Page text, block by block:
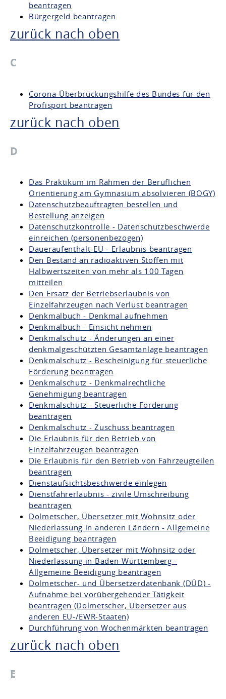
beantragen
Bürgergeld beantragen
zurück nach oben
C
Corona-Überbrückungshilfe des Bundes für den
Profisport beantragen
zurück nach oben
D
Das Praktikum im Rahmen der Beruflichen
Orientierung am Gymnasium absolvieren (BOGY)
Datenschutzbeauftragten bestellen und
Bestellung anzeigen
Datenschutzkontrolle - Datenschutzbeschwerde
einreichen (personenbezogen)
Daueraufenthalt-EU - Erlaubnis beantragen
Den Bestand an radioaktiven Stoffen mit
Halbwertszeiten von mehr als 100 Tagen
mitteilen
Den Ersatz der Betriebserlaubnis von
Einzelfahrzeugen nach Verlust beantragen
Denkmalbuch - Denkmal aufnehmen
Denkmalbuch - Einsicht nehmen
Denkmalschutz - Änderungen an einer
denkmalgeschützten Gesamtanlage beantragen
Denkmalschutz - Bescheinigung für steuerliche
Förderung beantragen
Denkmalschutz - Denkmalrechtliche
Genehmigung beantragen
Denkmalschutz - Steuerliche Förderung
beantragen
Denkmalschutz - Zuschuss beantragen
Die Erlaubnis für den Betrieb von
Einzelfahrzeugen beantragen
Die Erlaubnis für den Betrieb von Fahrzeugteilen
beantragen
Dienstaufsichtsbeschwerde einlegen
Dienstfahrerlaubnis - zivile Umschreibung
beantragen
Dolmetscher, Übersetzer mit Wohnsitz oder
Niederlassung in anderen Ländern - Allgemeine
Beeidigung beantragen
Dolmetscher, Übersetzer mit Wohnsitz oder
Niederlassung in Baden-Württemberg -
Allgemeine Beeidigung beantragen
Dolmetscher- und Übersetzerdatenbank (DÜD) -
Aufnahme bei vorübergehender Tätigkeit
beantragen (Dolmetscher, Übersetzer aus
anderen EU-/EWR-Staaten)
Durchführung von Wochenmärkten beantragen
zurück nach oben
E